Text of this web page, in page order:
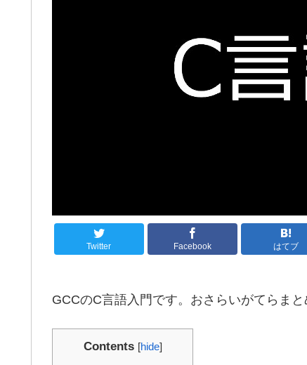
Twitter Facebook はてブ
GCCのC言語入門です。おさらいがてらまと
Contents [hide]